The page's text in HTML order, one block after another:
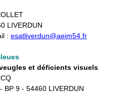
LIVERDUN
: esatliverdun@aeim54.fr
et déficients visuels
BP 9 - 54460 LIVERDUN